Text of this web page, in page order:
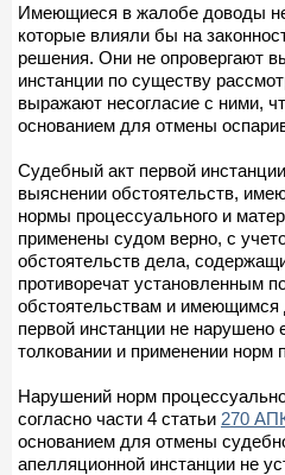
Имеющиеся в жалобе доводы
которые влияли бы на
решения. Они не опровергают
инстанции по существу
выражают несогласие с ними,
основанием для отмены
Судебный акт первой
выяснении обстоятельств,
нормы процессуального и
применены судом верно, с
обстоятельств дела,
противоречат установленным
обстоятельствам и имеющимся
первой инстанции не нарушено
толковании и применении норм
Нарушений норм
согласно части 4 статьи 270
основанием для отмены
апелляционной инстанции не